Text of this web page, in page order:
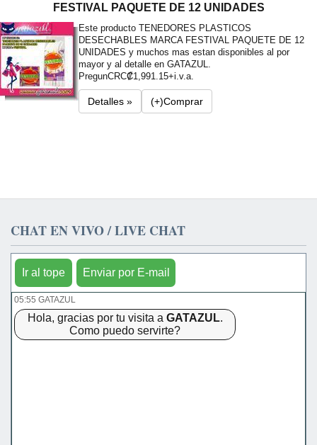
FESTIVAL PAQUETE DE 12 UNIDADES
Este producto TENEDORES PLASTICOS
DESECHABLES MARCA FESTIVAL PAQUETE DE 12
UNIDADES y muchos mas estan disponibles al por
mayor y al detalle en GATAZUL.
PregunCRC₡1,991.15+i.v.a.
Detalles » (+)Comprar
CHAT EN VIVO / LIVE CHAT
Ir al tope Enviar por E-mail
05:55 GATAZUL
Hola, gracias por tu visita a GATAZUL.
Como puedo servirte?